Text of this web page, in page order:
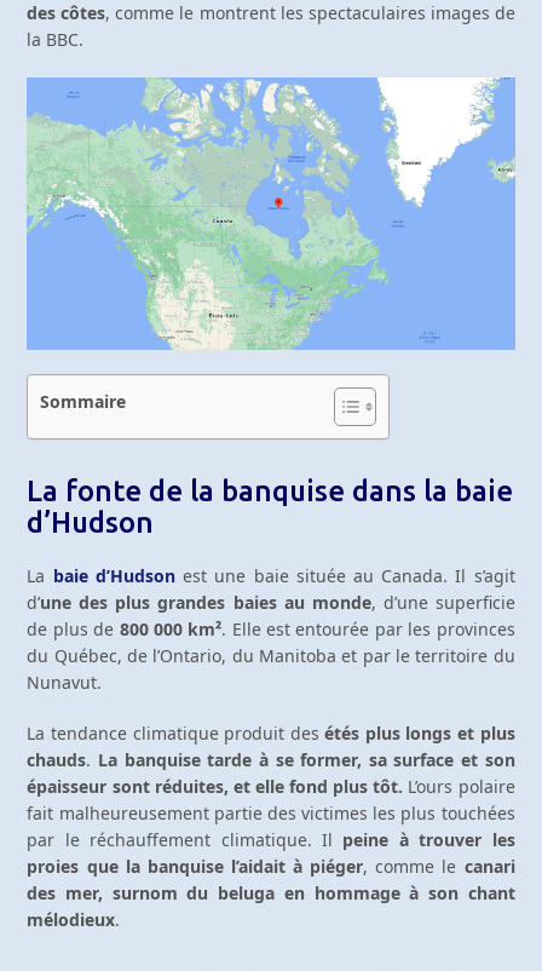
des côtes, comme le montrent les spectaculaires images de
la BBC.
Sommaire
La fonte de la banquise dans la baie
d’Hudson
La baie d’Hudson est une baie située au Canada. Il s’agit
d’une des plus grandes baies au monde, d’une superficie
de plus de 800 000 km². Elle est entourée par les provinces
du Québec, de l’Ontario, du Manitoba et par le territoire du
Nunavut.
La tendance climatique produit desétés plus longs et plus
chauds. La banquise tarde à se former, sa surface et son
épaisseur sont réduites, et elle fond plus tôt. L’ours polaire
fait malheureusement partie des victimes les plus touchées
par le réchauffement climatique. Il peine à trouver les
proies que la banquise l’aidait à piéger, comme le canari
des mer, surnom du beluga en hommage à son chant
mélodieux.